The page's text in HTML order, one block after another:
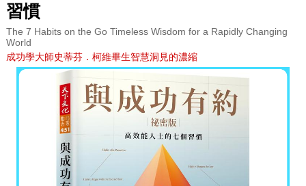
習慣
The 7 Habits on the Go Timeless Wisdom for a Rapidly Changing
World
成功學大師史蒂芬．柯維畢生智慧洞見的濃縮